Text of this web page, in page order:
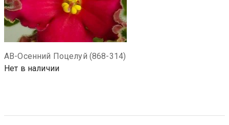
АВ-Осенний Поцелуй (868-314)
Нет в наличии